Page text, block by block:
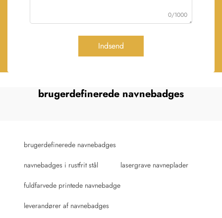
0/1000
Indsend
brugerdefinerede navnebadges
brugerdefinerede navnebadges
navnebadges i rustfrit stål lasergrave navneplader
fuldfarvede printede navnebadge
leverandører af navnebadges